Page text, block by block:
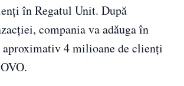
în Regatul Unit. După
compania va adăuga în
4 milioane de clienți